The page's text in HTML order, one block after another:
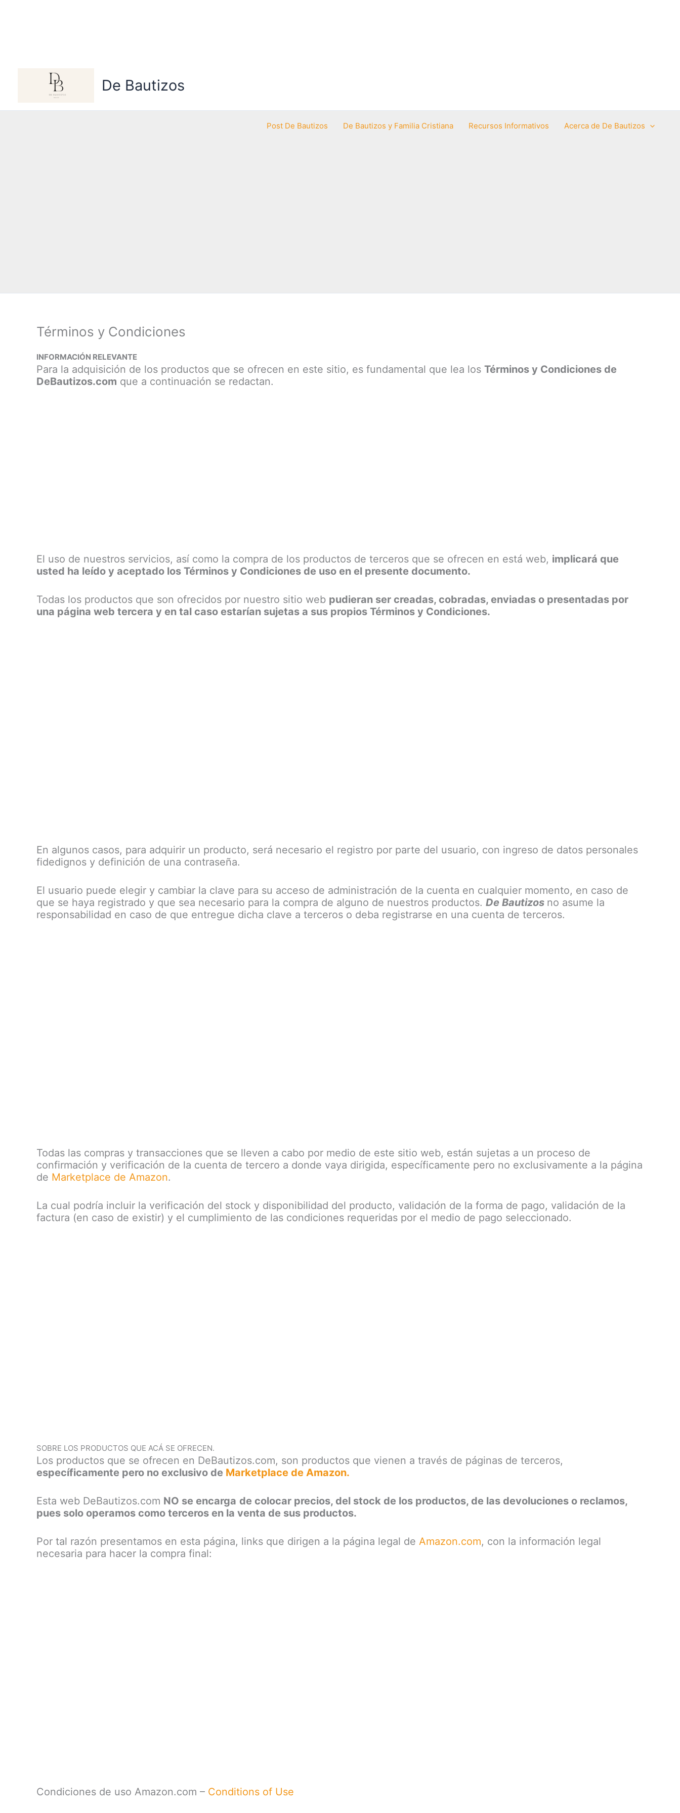
De Bautizos
Post De Bautizos De Bautizos y Familia Cristiana Recursos Informativos Acerca de De Bautizos
Términos y Condiciones
INFORMACIÓN RELEVANTE
Para la adquisición de los productos que se ofrecen en este sitio, es fundamental que lea los Términos y Condiciones de
DeBautizos.com que a continuación se redactan.
El uso de nuestros servicios, así como la compra de los productos de terceros que se ofrecen en está web, implicará que
usted ha leído y aceptado los Términos y Condiciones de uso en el presente documento.
Todas los productos que son ofrecidos por nuestro sitio web pudieran ser creadas, cobradas, enviadas o presentadas por
una página web tercera y en tal caso estarían sujetas a sus propios Términos y Condiciones.
En algunos casos, para adquirir un producto, será necesario el registro por parte del usuario, con ingreso de datos personales
fidedignos y definición de una contraseña.
El usuario puede elegir y cambiar la clave para su acceso de administración de la cuenta en cualquier momento, en caso de
que se haya registrado y que sea necesario para la compra de alguno de nuestros productos. De Bautizos no asume la
responsabilidad en caso de que entregue dicha clave a terceros o deba registrarse en una cuenta de terceros.
Todas las compras y transacciones que se lleven a cabo por medio de este sitio web, están sujetas a un proceso de
confirmación y verificación de la cuenta de tercero a donde vaya dirigida, específicamente pero no exclusivamente a la página
de Marketplace de Amazon.
La cual podría incluir la verificación del stock y disponibilidad del producto, validación de la forma de pago, validación de la
factura (en caso de existir) y el cumplimiento de las condiciones requeridas por el medio de pago seleccionado.
SOBRE LOS PRODUCTOS QUE ACÁ SE OFRECEN.
Los productos que se ofrecen en DeBautizos.com, son productos que vienen a través de páginas de terceros,
específicamente pero no exclusivo de Marketplace de Amazon.
Esta web DeBautizos.com NO se encarga de colocar precios, del stock de los productos, de las devoluciones o reclamos,
pues solo operamos como terceros en la venta de sus productos.
Por tal razón presentamos en esta página, links que dirigen a la página legal de Amazon.com, con la información legal
necesaria para hacer la compra final:
Condiciones de uso Amazon.com – Conditions of Use